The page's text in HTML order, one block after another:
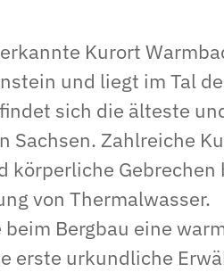
Kurort
und liegt im Tal
sich die älteste
Sachsen. Zahlreiche
körperliche Gebrechen
von Thermalwasser.
Bergbau eine
erste urkundliche